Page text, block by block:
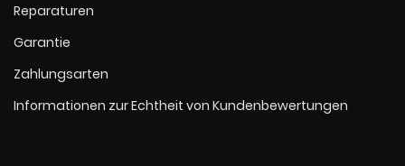
Reparaturen
Garantie
Zahlungsarten
Informationen zur Echtheit von Kundenbewertungen